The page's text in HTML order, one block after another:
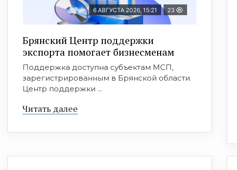
6 АВГУСТА 2026, 15:21 23
Брянский Центр поддержки
экспорта помогает бизнесменам
Поддержка доступна субъектам МСП,
зарегистрированным в Брянской области.
Центр поддержки ...
Читать далее